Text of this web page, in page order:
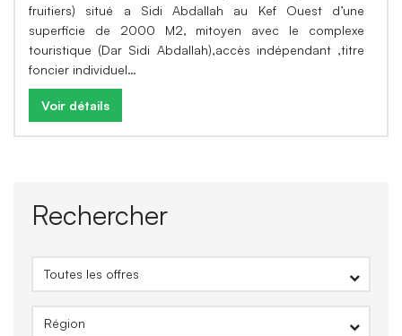
fruitiers) situé a Sidi Abdallah au Kef Ouest d’une
superficie de 2000 M2, mitoyen avec le complexe
touristique (Dar Sidi Abdallah),accès indépendant ,titre
foncier individuel…
Voir détails
Rechercher